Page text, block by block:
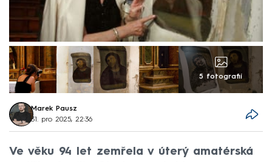
5 fotografií
Marek Pausz
31. pro 2025, 22:36
Ve věku 94 let zemřela v úterý amatérská